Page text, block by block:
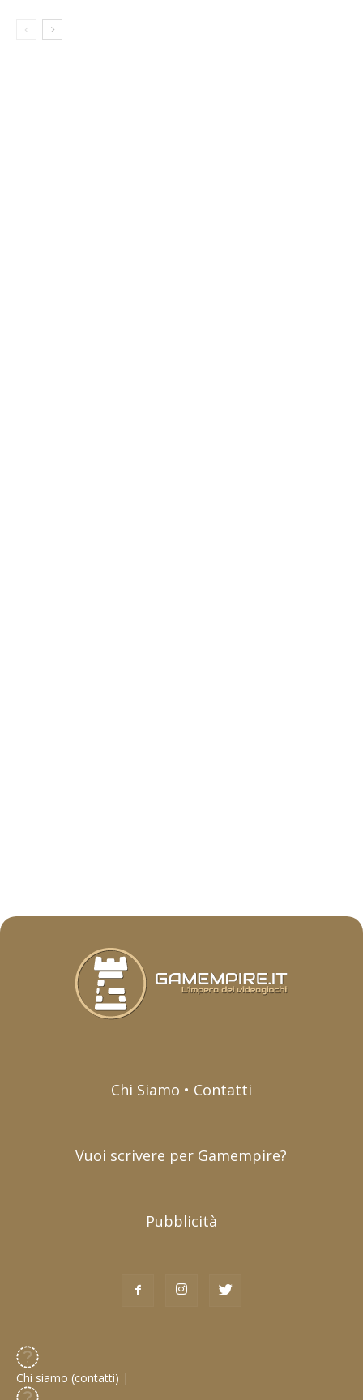
Chi Siamo • Contatti
Vuoi scrivere per Gamempire?
Pubblicità
Chi siamo (contatti) |